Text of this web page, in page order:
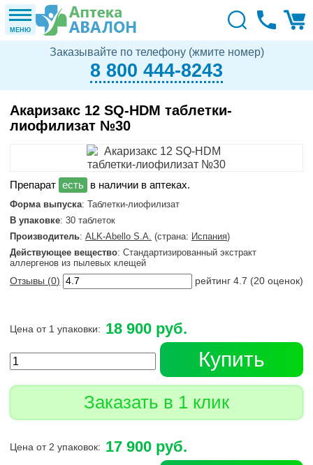
МЕНЮ
Заказывайте по телефону (жмите номер)
8 800 444-8243
Акаризакс 12 SQ-HDM таблетки-
лиофилизат №30
в наличии в аптеках.
Форма выпуска: Таблетки-лиофилизат
В упаковке: 30 таблеток
Производитель: ALK-Abello S.A. (страна: Испания)
Действующее вещество: Стандартизированный экстракт
аллергенов из пылевых клещей
Отзывы (0) рейтинг 4.7 (20 оценок)
Цена от 1 упаковки: 18 900 руб.
Купить
Заказать в 1 клик
Цена от 2 упаковок: 17 900 руб.